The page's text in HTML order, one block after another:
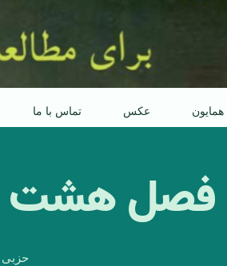
همایون عکس تماس با ما
فصل هشت ‏/
حزبی